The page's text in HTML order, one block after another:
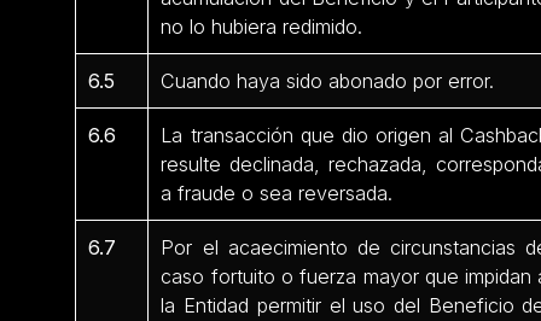
no lo hubiera redimido.
6.5 Cuando haya sido abonado por error.
6.6
La transacción que dio origen al
resulte declinada, rechazada,
a fraude o sea reversada.
6.7
Por el acaecimiento de circunstancias
caso fortuito o fuerza mayor que impidan
la Entidad permitir el uso del Beneficio